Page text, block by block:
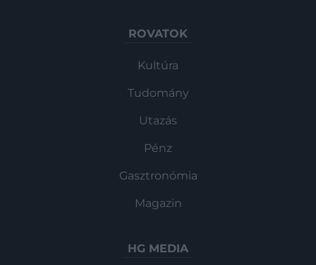
ROVATOK
Kultúra
Tudomány
Utazás
Pénz
Gasztronómia
Magazin
HG MEDIA